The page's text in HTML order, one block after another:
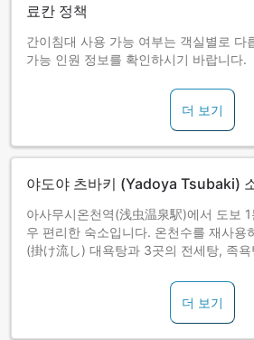
료칸 정책
간이침대 사용 가능 여부는 객실별로 다
가능 인원 정보를 확인하시기 바랍니다.
더 보기
야도야 츠바키 (Yadoya Tsubaki)
아사무시온천역(浅虫温泉駅)에서 도보
우 편리한 숙소입니다. 온천수를 재사용
(掛け流し) 대욕탕과 3곳의 전세탕, 족
더 보기